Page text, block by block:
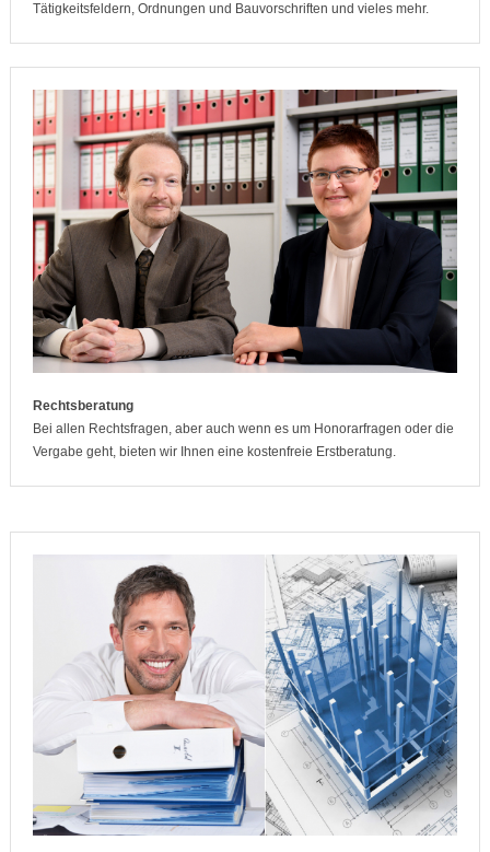
Tätigkeitsfeldern, Ordnungen und Bauvorschriften und vieles mehr.
Rechtsberatung
Bei allen Rechtsfragen, aber auch wenn es um Honorarfragen oder die
Vergabe geht, bieten wir Ihnen eine kostenfreie Erstberatung.